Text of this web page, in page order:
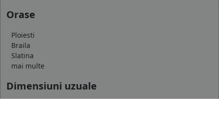
Orase
Ploiesti
Braila
Slatina
mai multe
Dimensiuni uzuale